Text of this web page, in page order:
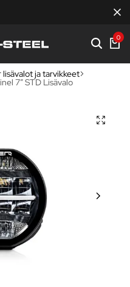
0
lisävalot ja tarvikkeet
7” STD Lisävalo